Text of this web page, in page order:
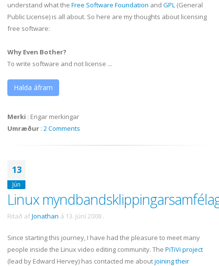
understand what the Free Software Foundation and GPL (General
Public License) is all about. So here are my thoughts about licensing
free software:
Why Even Bother?
To write software and not license ...
Halda áfram
Merki : Engar merkingar
Umræður : 2 Comments
13
Jún
Linux
Ritað afJonathan á 13. júní 2008 .
Since starting this journey, I have had the pleasure to meet many
people inside the Linux video editing community. The PiTiVi project
(lead by Edward Hervey) has contacted me aboutjoining their